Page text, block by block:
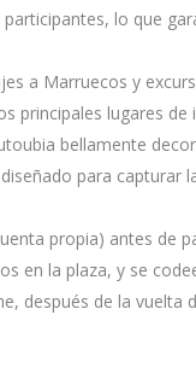
lo que
a Marruecos y
principales lugares
bellamente
para capturar
propia) antes de
en la plaza, y se
después de la vuelta